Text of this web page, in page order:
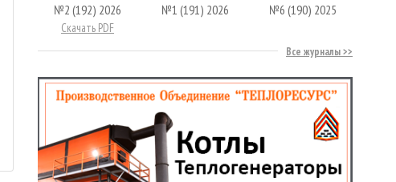
№2 (192) 2026
Скачать PDF
№1 (191) 2026 №6 (190) 2025
Все журналы